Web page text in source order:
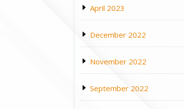
April 2023
December 2022
November 2022
September 2022